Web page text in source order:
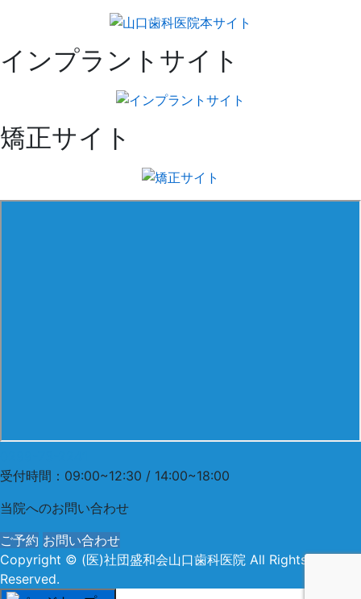
インプラントサイト
矯正サイト
受付時間：09:00~12:30 / 14:00~18:00
当院へのお問い合わせ
ご予約 お問い合わせ
Copyright © (医)社団盛和会山口歯科医院 All Rights
Reserved.